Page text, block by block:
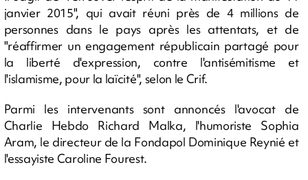
janvier 2015", qui avait réuni près de 4 millions de
personnes dans le pays après les attentats, et de
"réaffirmer un engagement républicain partagé pour
la liberté d'expression, contre l'antisémitisme et
l'islamisme, pour la laïcité", selon le Crif.
Parmi les intervenants sont annoncés l'avocat de
Charlie Hebdo Richard Malka, l'humoriste Sophia
Aram, le directeur de la Fondapol Dominique Reynié et
l'essayiste Caroline Fourest.